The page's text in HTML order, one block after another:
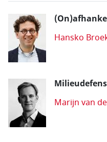
Hansko
Marijn van